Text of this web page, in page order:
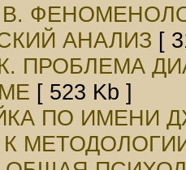
В.
АНАЛИЗ [
К. ПРОБЛЕМА
[ 523 Kb ]
ПО ИМЕНИ
К